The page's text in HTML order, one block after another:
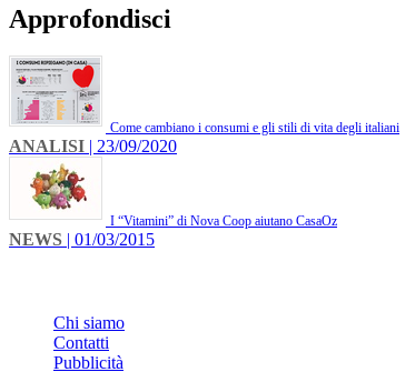
Approfondisci
Come cambiano i consumi e gli stili di vita degli italiani
ANALISI | 23/09/2020
I “Vitamini” di Nova Coop aiutano CasaOz
NEWS | 01/03/2015
Chi siamo
Contatti
Pubblicità